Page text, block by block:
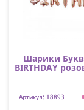
Шарики
BIRTHDAY
Артикул: 18893